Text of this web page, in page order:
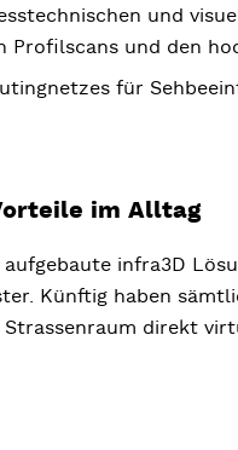
und
Profilscans und den
für
im Alltag
infra3D
Künftig haben
direkt